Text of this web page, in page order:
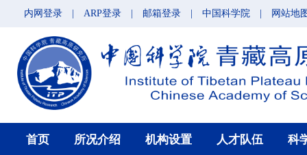
内网登录 ARP登录 邮箱登录 中国科学院 网站地
首页 所况介绍 机构设置 人才队伍 科